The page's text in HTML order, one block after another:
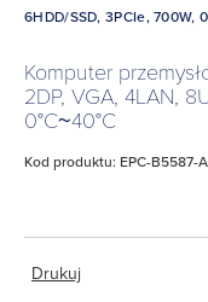
6HDD/SSD, 3PCIe, 700W,
Komputer
2DP, VGA, 4LAN,
0°C~40°C
Kod produktu: EPC-B5587-
Drukuj